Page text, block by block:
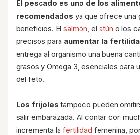
El pescado es uno de los
recomendados ya que ofrece una
beneficios. El salmón, el atún o los
precisos para aumentar la
entrega al organismo una buena
grasos y Omega 3, esenciales para
del feto.
Los frijoles tampoco pueden
salir embarazada. Al contar con
incrementa la fertilidad femenina,